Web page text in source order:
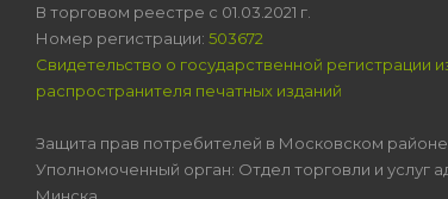
В торговом реестре с 01.03.2021 г.
Номер регистрации: 503672
Свидетельство о государственной регистрации
распространителя печатных изданий
Защита прав потребителей в Московском районе
Уполномоченный орган: Отдел торговли и услуг